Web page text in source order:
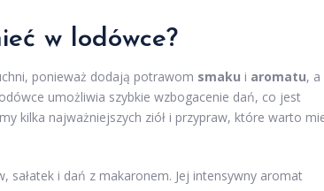
w lodówce?
ponieważ dodają potrawom smaku i aromatu, a
umożliwia szybkie wzbogacenie dań, co jest
kilka najważniejszych ziół i przypraw, które warto
sałatek i dań z makaronem. Jej intensywny aromat